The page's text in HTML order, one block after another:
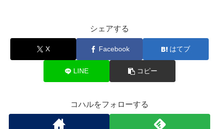
シェアする
X Facebook はてブ
LINE コピー
コハルをフォローする